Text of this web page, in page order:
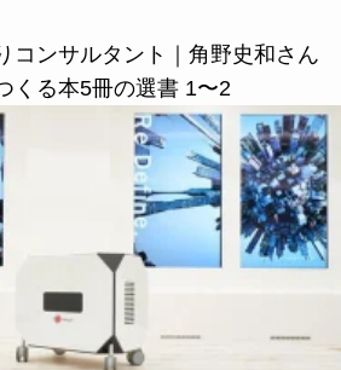
コンサルタント｜角野史和さん
くる本5冊の選書 1〜2